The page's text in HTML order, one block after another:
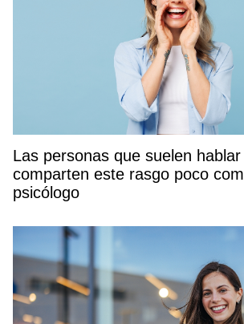
Las personas que suelen
comparten este rasgo poco
psicólogo